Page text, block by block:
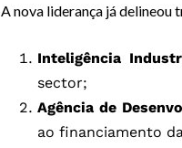
A nova liderança já delineou
Inteligência
sector;
Agência de
ao financiamento